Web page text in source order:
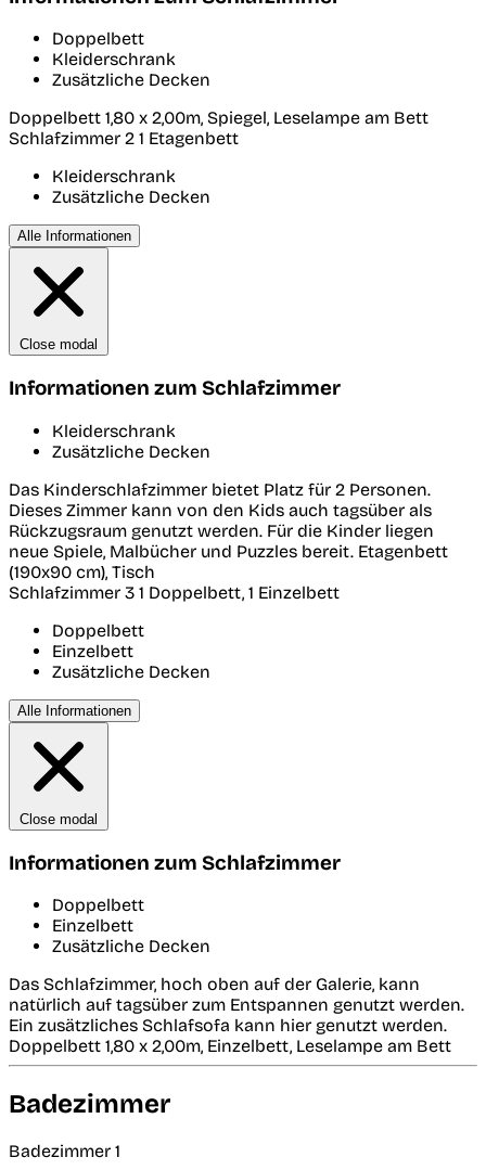
Doppelbett
Kleiderschrank
Zusätzliche Decken
Doppelbett 1,80 x 2,00m, Spiegel, Leselampe am Bett
Schlafzimmer 2 1 Etagenbett
Kleiderschrank
Zusätzliche Decken
Alle Informationen
Close modal
Informationen zum Schlafzimmer
Kleiderschrank
Zusätzliche Decken
Das Kinderschlafzimmer bietet Platz für 2 Personen.
Dieses Zimmer kann von den Kids auch tagsüber als
Rückzugsraum genutzt werden. Für die Kinder liegen
neue Spiele, Malbücher und Puzzles bereit. Etagenbett
(190x90 cm), Tisch
Schlafzimmer 3 1 Doppelbett, 1 Einzelbett
Doppelbett
Einzelbett
Zusätzliche Decken
Alle Informationen
Close modal
Informationen zum Schlafzimmer
Doppelbett
Einzelbett
Zusätzliche Decken
Das Schlafzimmer, hoch oben auf der Galerie, kann
natürlich auf tagsüber zum Entspannen genutzt werden.
Ein zusätzliches Schlafsofa kann hier genutzt werden.
Doppelbett 1,80 x 2,00m, Einzelbett, Leselampe am Bett
Badezimmer
Badezimmer 1